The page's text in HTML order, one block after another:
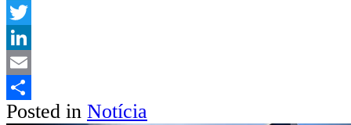
WhatsApp
Twitter
LinkedIn
Email
Share
Posted in Notícia